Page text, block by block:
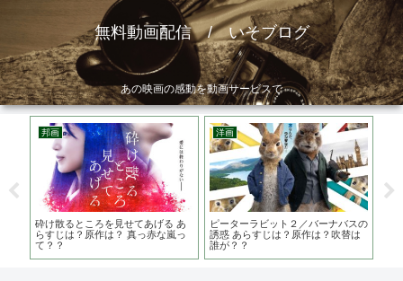
無料動画配信 / いそブログ
あの映画の感動を動画サービスで
邦画
砕け散るところを見せてあげる あ
らすじは？原作は？ 真っ赤な嵐っ
て？？
洋画
ピーターラビット２／バーナバスの
誘惑 あらすじは？原作は？吹替は
誰が？？